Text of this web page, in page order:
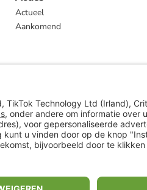
Actueel
Aankomend